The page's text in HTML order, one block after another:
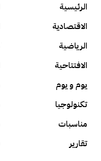
الرئيسية
الاقتصادية
الرياضية
الافتتاحية
يوم و يوم
تكنولوجيا
مناسبات
تقارير